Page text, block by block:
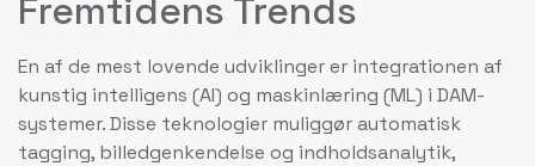
Fremtidens Trends
En af de mest lovende udviklinger er integrationen af
kunstig intelligens (AI) og maskinlæring (ML) i DAM-
systemer. Disse teknologier muliggør automatisk
tagging, billedgenkendelse og indholdsanalytik,